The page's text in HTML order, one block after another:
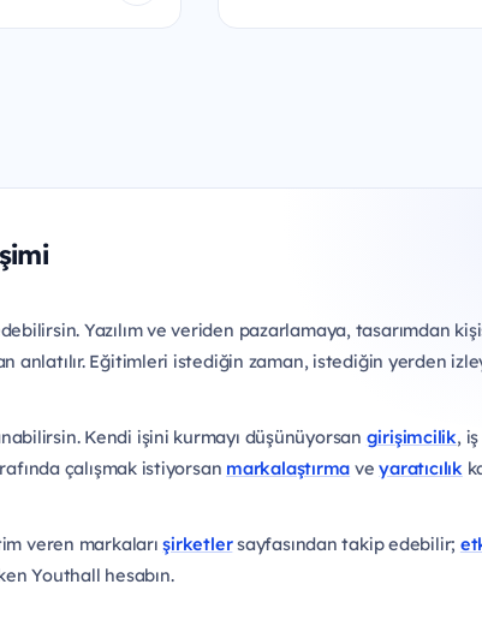
Yazılım ve veriden pazarlamaya, tasarımdan
anlatılır. Eğitimleri istediğin zaman, istediğin yerden
Kendi işini kurmayı düşünüyorsan girişimcilik,
çalışmak istiyorsan markalaştırma veyaratıcılık
veren markalarışirketlersayfasından takip edebilir;
Youthall hesabın.